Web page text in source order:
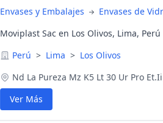
Envases y Embalajes
Envases de
Moviplast Sac en Los Olivos, Lima, Perú
Perú > Lima > Los Olivos
Nd La Pureza Mz K5 Lt 30 Ur Pro Et.Ii
Ver Más